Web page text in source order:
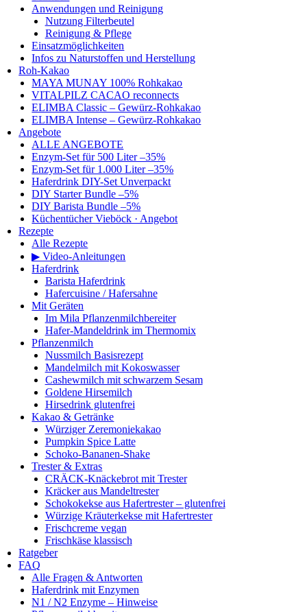
Anwendungen und Reinigung
Nutzung Filterbeutel
Reinigung & Pflege
Einsatzmöglichkeiten
Infos zu Naturstoffen und Herstellung
Roh-Kakao
MAYA MUNAY 100% Rohkakao
VITALPILZ CACAO reconnects
ELIMBA Classic – Gewürz-Rohkakao
ELIMBA Intense – Gewürz-Rohkakao
Angebote
ALLE ANGEBOTE
Enzym-Set für 500 Liter –35%
Enzym-Set für 1.000 Liter –35%
Haferdrink DIY-Set Unverpackt
DIY Starter Bundle –5%
DIY Barista Bundle –5%
Küchentücher Vieböck · Angebot
Rezepte
Alle Rezepte
▶ Video-Anleitungen
Haferdrink
Barista Haferdrink
Hafercuisine / Hafersahne
Mit Geräten
Im Mila Pflanzenmilchbereiter
Hafer-Mandeldrink im Thermomix
Pflanzenmilch
Nussmilch Basisrezept
Mandelmilch mit Kokoswasser
Cashewmilch mit schwarzem Sesam
Goldene Hirsemilch
Hirsedrink glutenfrei
Kakao & Getränke
Würziger Zeremoniekakao
Pumpkin Spice Latte
Schoko-Bananen-Shake
Trester & Extras
CRÄCK-Knäckebrot mit Trester
Kräcker aus Mandeltrester
Schokokekse aus Hafertrester – glutenfrei
Würzige Kräuterkekse mit Hafertrester
Frischcreme vegan
Frischkäse klassisch
Ratgeber
FAQ
Alle Fragen & Antworten
Haferdrink mit Enzymen
N1 / N2 Enzyme – Hinweise